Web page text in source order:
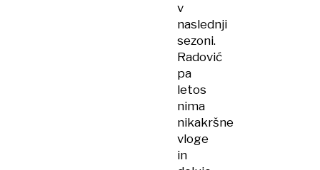
v
naslednji
sezoni.
Radović
pa
letos
nima
nikakršne
vloge
in